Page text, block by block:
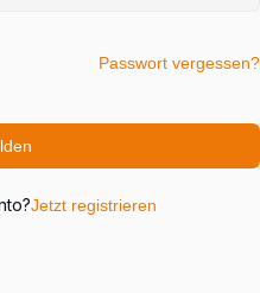
Passwort vergessen?
Jetzt registrieren